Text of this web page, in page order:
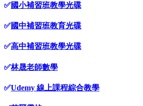
✅國小補習班教學光碟
✅國中補習班教育光碟
✅高中補習班教學光碟
✅林晟老師數學
✅Udemy 線上課程綜合教學